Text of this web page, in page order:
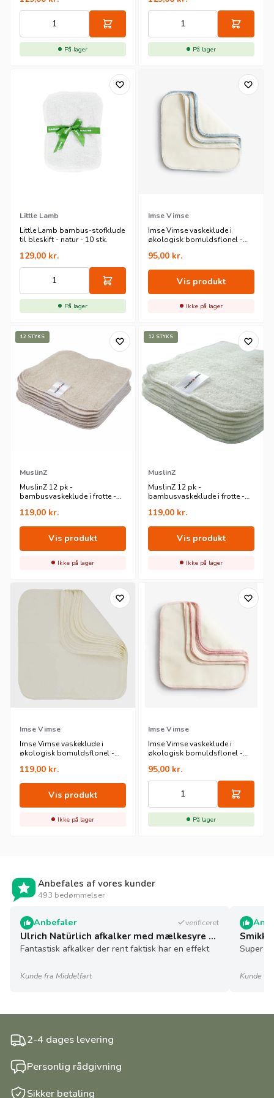
På lager På lager
Little Lamb
Little Lamb bambus-stofklude
til bleskift - natur - 10 stk.
129,00 kr.
På lager
Imse Vimse
Imse Vimse vaskeklude i
økologisk bomuldsflonel -
95,00 kr.
Vis produkt
Ikke på lager
12 STYKS
MuslinZ
MuslinZ 12 pk -
bambusvaskeklude i frotte -
119,00 kr.
Vis produkt
Ikke på lager
12 STYKS
MuslinZ
MuslinZ 12 pk -
bambusvaskeklude i frotte -
119,00 kr.
Vis produkt
Ikke på lager
Imse Vimse
Imse Vimse vaskeklude i
økologisk bomuldsflonel -
119,00 kr.
Vis produkt
Ikke på lager
Imse Vimse
Imse Vimse vaskeklude i
økologisk bomuldsflonel -
95,00 kr.
På lager
Anbefales af vores kunder
493 bedømmelser
Anbefaler verificeret
Ulrich Natürlich afkalker med mælkesyre - 5 l - økologisk
Fantastisk afkalker der rent faktisk har en effekt
Kunde fra Middelfart
Super
Kunde
2-4 dages levering
Personlig rådgivning
Sikker betaling